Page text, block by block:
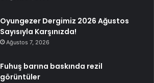
Oyungezer Dergimiz 2026 Ağustos
Sayısıyla Karşınızda!
Ağustos 7, 2026
Fuhuş barına baskında rezil
görüntüler